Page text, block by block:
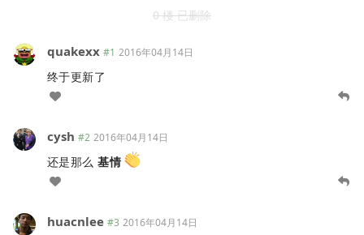
0 楼 已删除
quakexx #1 2016年04月14日
终于更新了
cysh #2 2016年04月14日
还是那么基情
huacnlee #3 2016年04月14日